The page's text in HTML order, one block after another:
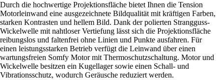
Durch die hochwertige Projektionsfläche bietet Ihnen die Tension
Motorleinwand eine ausgezeichnete Bildqualität mit kräftigen Farben,
starken Kontrasten und hellem Bild. Dank der polierten Strangguss-
Wickelwelle mit nahtloser Vertiefung lässt sich die Projektionsfläche
reibungslos und faltenfrei ohne Linien und Punkte ausfahren. Für
einen leistungsstarken Betrieb verfügt die Leinwand über einen
wartungsfreien Somfy Motor mit Thermoschutzschaltung. Motor und
Wickelwelle besitzen ein Kugellager sowie einen Schall- und
Vibrationsschutz, wodurch Geräusche reduziert werden.